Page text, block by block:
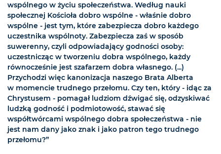
wspólnego w życiu społeczeństwa. Według nauki
społecznej Kościoła dobro wspólne - właśnie dobro
wspólne - jest tym, które zabezpiecza dobro każdego
uczestnika wspólnoty. Zabezpiecza zaś w sposób
suwerenny, czyli odpowiadający godności osoby:
uczestnicząc w tworzeniu dobra wspólnego, każdy
równocześnie jest szafarzem dobra własnego. (...)
Przychodzi więc kanonizacja naszego Brata Alberta
w momencie trudnego przełomu. Czy ten, który - idąc za
Chrystusem - pomagał ludziom dźwigać się, odzyskiwać
ludzką godność i podmiotowość, stawać się
współtwórcami wspólnego dobra społeczeństwa - nie
jest nam dany jako znak i jako patron tego trudnego
przełomu?”